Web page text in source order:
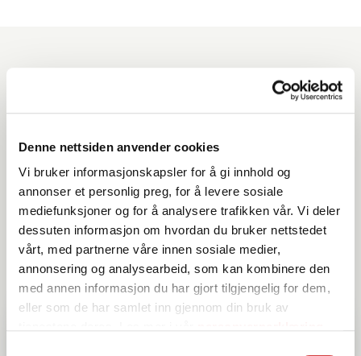
Denne nettsiden anvender cookies
Vi bruker informasjonskapsler for å gi innhold og
annonser et personlig preg, for å levere sosiale
mediefunksjoner og for å analysere trafikken vår. Vi deler
dessuten informasjon om hvordan du bruker nettstedet
vårt, med partnerne våre innen sosiale medier,
annonsering og analysearbeid, som kan kombinere den
med annen informasjon du har gjort tilgjengelig for dem,
eller som de har samlet inn gjennom din bruk av
Produkter du kan benytte
til denne oppskriften